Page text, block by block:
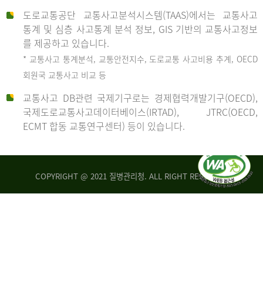
도로교통공단 교통사고분석시스템(TAAS)에서는 교통사고
통계 및 심층 사고통계 분석 정보, GIS 기반의 교통사고정보
를 제공하고 있습니다.
* 교통사고 통계분석, 교통안전지수, 도로교통 사고비용 추계, OECD
회원국 교통사고 비교 등
교통사고 DB관련 국제기구로는 경제협력개발기구(OECD),
국제도로교통사고데이터베이스(IRTAD), JTRC(OECD,
ECMT 합동 교통연구센터) 등이 있습니다.
COPYRIGHT @ 2021 질병관리청. ALL RIGHT RESERVED